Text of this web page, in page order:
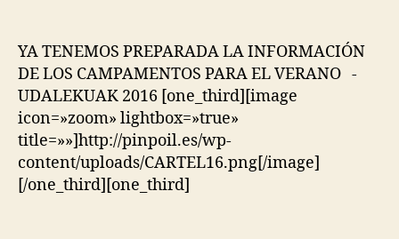
YA TENEMOS PREPARADA LA INFORMACIÓN
DE LOS CAMPAMENTOS PARA EL VERANO -
UDALEKUAK 2016 [one_third][image
icon=»zoom» lightbox=»true»
title=»»]http://pinpoil.es/wp-
content/uploads/CARTEL16.png[/image]
[/one_third][one_third]